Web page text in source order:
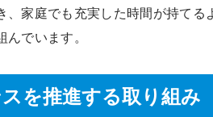
、家庭でも充実した時間が持てる
でいます。
を推進する取り組み